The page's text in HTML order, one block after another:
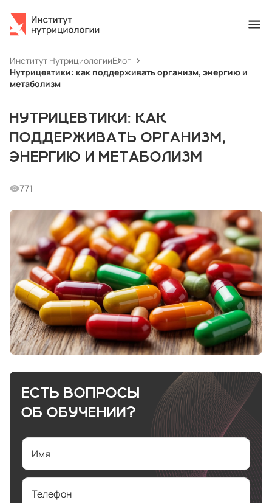
Институт НутрициологииБлог
Нутрицевтики: как поддерживать организм, энергию и
метаболизм
НУТРИЦЕВТИКИ: КАК
ПОДДЕРЖИВАТЬ ОРГАНИЗМ,
ЭНЕРГИЮ И МЕТАБОЛИЗМ
771
ЕСТЬ ВОПРОСЫ
ОБ ОБУЧЕНИИ?
Имя
Телефон